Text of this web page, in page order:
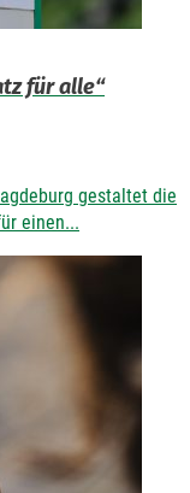
für alle“
gestaltet die
einen...